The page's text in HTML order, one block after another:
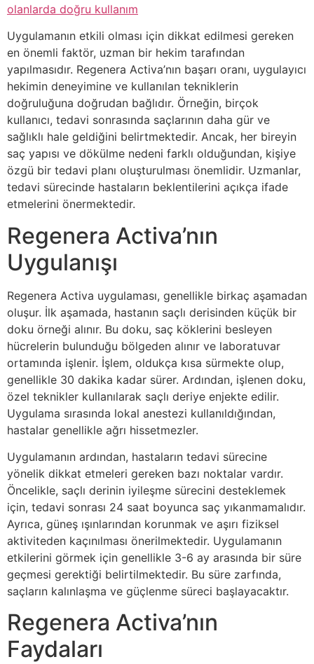
olanlarda doğru kullanım
Uygulamanın etkili olması için dikkat edilmesi gereken
en önemli faktör, uzman bir hekim tarafından
yapılmasıdır. Regenera Activa’nın başarı oranı, uygulayıcı
hekimin deneyimine ve kullanılan tekniklerin
doğruluğuna doğrudan bağlıdır. Örneğin, birçok
kullanıcı, tedavi sonrasında saçlarının daha gür ve
sağlıklı hale geldiğini belirtmektedir. Ancak, her bireyin
saç yapısı ve dökülme nedeni farklı olduğundan, kişiye
özgü bir tedavi planı oluşturulması önemlidir. Uzmanlar,
tedavi sürecinde hastaların beklentilerini açıkça ifade
etmelerini önermektedir.
Regenera Activa’nın
Uygulanışı
Regenera Activa uygulaması, genellikle birkaç aşamadan
oluşur. İlk aşamada, hastanın saçlı derisinden küçük bir
doku örneği alınır. Bu doku, saç köklerini besleyen
hücrelerin bulunduğu bölgeden alınır ve laboratuvar
ortamında işlenir. İşlem, oldukça kısa sürmekte olup,
genellikle 30 dakika kadar sürer. Ardından, işlenen doku,
özel teknikler kullanılarak saçlı deriye enjekte edilir.
Uygulama sırasında lokal anestezi kullanıldığından,
hastalar genellikle ağrı hissetmezler.
Uygulamanın ardından, hastaların tedavi sürecine
yönelik dikkat etmeleri gereken bazı noktalar vardır.
Öncelikle, saçlı derinin iyileşme sürecini desteklemek
için, tedavi sonrası 24 saat boyunca saç yıkanmamalıdır.
Ayrıca, güneş ışınlarından korunmak ve aşırı fiziksel
aktiviteden kaçınılması önerilmektedir. Uygulamanın
etkilerini görmek için genellikle 3-6 ay arasında bir süre
geçmesi gerektiği belirtilmektedir. Bu süre zarfında,
saçların kalınlaşma ve güçlenme süreci başlayacaktır.
Regenera Activa’nın
Faydaları